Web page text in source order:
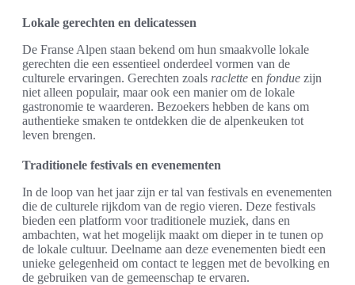
Lokale gerechten en delicatessen
De Franse Alpen staan bekend om hun smaakvolle lokale
gerechten die een essentieel onderdeel vormen van de
culturele ervaringen. Gerechten zoals raclette en fondue zijn
niet alleen populair, maar ook een manier om de lokale
gastronomie te waarderen. Bezoekers hebben de kans om
authentieke smaken te ontdekken die de alpenkeuken tot
leven brengen.
Traditionele festivals en evenementen
In de loop van het jaar zijn er tal van festivals en evenementen
die de culturele rijkdom van de regio vieren. Deze festivals
bieden een platform voor traditionele muziek, dans en
ambachten, wat het mogelijk maakt om dieper in te tunen op
de lokale cultuur. Deelname aan deze evenementen biedt een
unieke gelegenheid om contact te leggen met de bevolking en
de gebruiken van de gemeenschap te ervaren.